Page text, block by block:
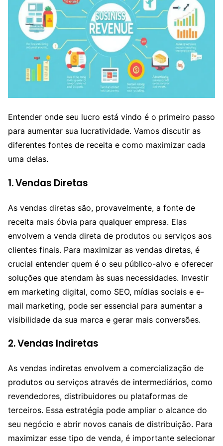
Entender onde seu lucro está vindo é o primeiro passo
para aumentar sua lucratividade. Vamos discutir as
diferentes fontes de receita e como maximizar cada
uma delas.
1.Vendas Diretas
As vendas diretas são, provavelmente, a fonte de
receita mais óbvia para qualquer empresa. Elas
envolvem a venda direta de produtos ou serviços aos
clientes finais. Para maximizar as vendas diretas, é
crucial entender quem é o seu público-alvo e oferecer
soluções que atendam às suas necessidades. Investir
em marketing digital, como SEO, mídias sociais e e-
mail marketing, pode ser essencial para aumentar a
visibilidade da sua marca e gerar mais conversões.
2.Vendas Indiretas
As vendas indiretas envolvem a comercialização de
produtos ou serviços através de intermediários, como
revendedores, distribuidores ou plataformas de
terceiros. Essa estratégia pode ampliar o alcance do
seu negócio e abrir novos canais de distribuição. Para
maximizar esse tipo de venda, é importante selecionar